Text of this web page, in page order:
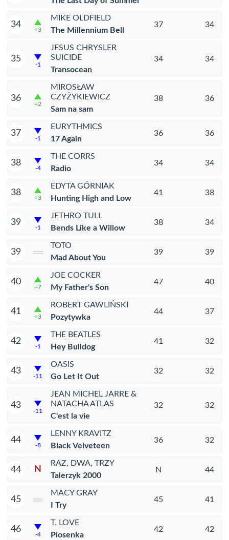
34
+3
MIKE OLDFIELD
The Millennium Bell
37 34
35
-1
JESUS CHRYSLER
SUICIDE
Transocean
34 34
36
+2
MIROSŁAW
CZYŻYKIEWICZ
Sam na sam
38 36
37
-1
EURYTHMICS
17 Again
36 36
38
-4
THE CORRS
Radio
34 34
38
+3
EDYTA GÓRNIAK
Hunting High and Low
41 38
39
-1
JETHRO TULL
Bends Like a Willow
38 34
39
TOTO
Mad About You
39 39
40
+7
JOE COCKER
My Father's Son
47 40
41
+3
ROBERT GAWLIŃSKI
Pozytywka
44 37
42
-1
THE BEATLES
Hey Bulldog
41 32
43
-11
OASIS
Go Let It Out
32 32
43
-11
JEAN MICHEL JARRE &
NATACHA ATLAS
C'est la vie
32 32
44
-8
LENNY KRAVITZ
Black Velveteen
36 32
44 N
RAZ, DWA, TRZY
Talerzyk 2000
N 44
45
MACY GRAY
I Try
45 41
46
-4
T. LOVE
Piosenka
42 42